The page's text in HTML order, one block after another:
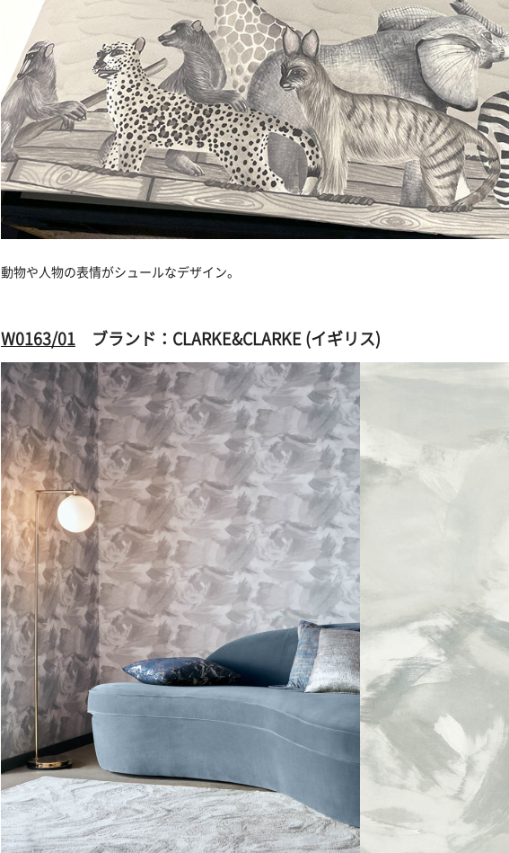
動物や人物の表情がシュールなデザイン。
W0163/01 ブランド：CLARKE&CLARKE (イギリス)